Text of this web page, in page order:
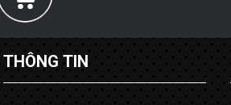
THÔNG TIN